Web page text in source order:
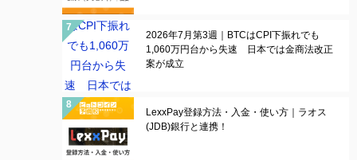
2026年7月第3週｜BTCはCPI下振れでも
1,060万円台から失速 日本では金商法改正
案が成立
LexxPay登録方法・入金・使い方｜ラオス
(JDB)銀行と連携！